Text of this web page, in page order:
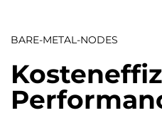
BARE-METAL-NODES